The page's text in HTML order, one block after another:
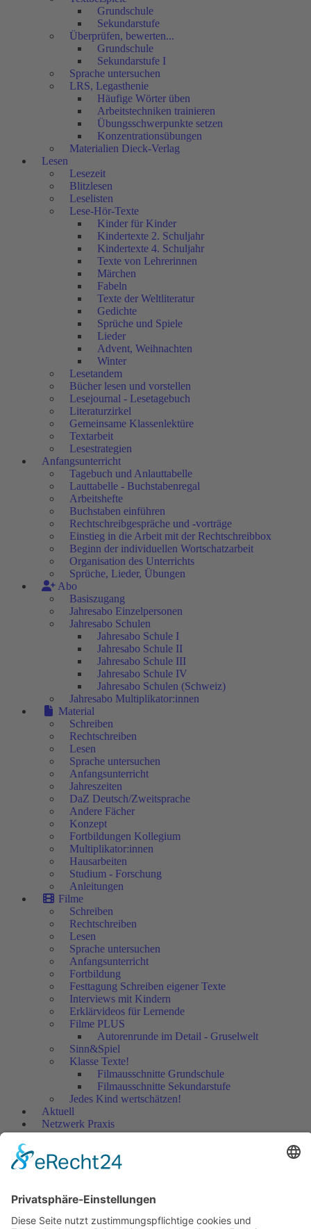
Grundschule
Sekundarstufe
Überprüfen, bewerten...
Grundschule
Sekundarstufe I
Sprache untersuchen
LRS, Legasthenie
Häufige Wörter üben
Arbeitstechniken trainieren
Übungsschwerpunkte setzen
Konzentrationsübungen
Materialien Dieck-Verlag
Lesen
Lesezeit
Blitzlesen
Leselisten
Lese-Hör-Texte
Kinder für Kinder
Kindertexte 2. Schuljahr
Kindertexte 4. Schuljahr
Texte von Lehrerinnen
Märchen
Fabeln
Texte der Weltliteratur
Gedichte
Sprüche und Spiele
Lieder
Advent, Weihnachten
Winter
Lesetandem
Bücher lesen und vorstellen
Lesejournal - Lesetagebuch
Literaturzirkel
Gemeinsame Klassenlektüre
Textarbeit
Lesestrategien
Anfangsunterricht
Tagebuch und Anlauttabelle
Lauttabelle - Buchstabenregal
Arbeitshefte
Buchstaben einführen
Rechtschreibgespräche und -vorträge
Einstieg in die Arbeit mit der Rechtschreibbox
Beginn der individuellen Wortschatzarbeit
Organisation des Unterrichts
Sprüche, Lieder, Übungen
Abo
Basiszugang
Jahresabo Einzelpersonen
Jahresabo Schulen
Jahresabo Schule I
Jahresabo Schule II
Jahresabo Schule III
Jahresabo Schule IV
Jahresabo Schulen (Schweiz)
Jahresabo Multiplikator:innen
Material
Schreiben
Rechtschreiben
Lesen
Sprache untersuchen
Anfangsunterricht
Jahreszeiten
DaZ Deutsch/Zweitsprache
Andere Fächer
Konzept
Fortbildungen Kollegium
Multiplikator:innen
Hausarbeiten
Studium - Forschung
Anleitungen
Filme
Schreiben
Rechtschreiben
Lesen
Sprache untersuchen
Anfangsunterricht
Fortbildung
Festtagung Schreiben eigener Texte
Interviews mit Kindern
Erklärvideos für Lernende
Filme PLUS
Autorenrunde im Detail - Gruselwelt
Sinn&Spiel
Klasse Texte!
Filmausschnitte Grundschule
Filmausschnitte Sekundarstufe
Jedes Kind wertschätzen!
Aktuell
Netzwerk Praxis
Artikel
Artikel 2018
Artikel 2015
Artikel 2013